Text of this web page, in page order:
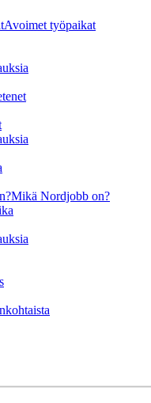
Avoimet työpaikat
Mikä Nordjobb on?